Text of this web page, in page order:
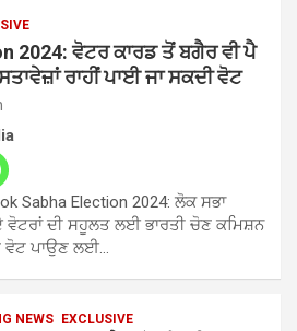
2024: ਵੋਟਰ ਕਾਰਡ ਤੋਂ ਬਗੈਰ ਵੀ ਪੈ
ਰਾਹੀਂ ਪਾਈ ਜਾ ਸਕਦੀ ਵੋਟ
Sabha Election 2024: ਲੋਕ ਸਭਾ
ਵੋਟਰਾਂ ਦੀ ਸਹੂਲਤ ਲਈ ਭਾਰਤੀ ਚੋਣ ਕਮਿਸ਼ਨ
ਵੋਟ ਪਾਉਣ ਲਈ…
NEWS EXCLUSIVE